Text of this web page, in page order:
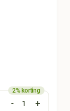
- +